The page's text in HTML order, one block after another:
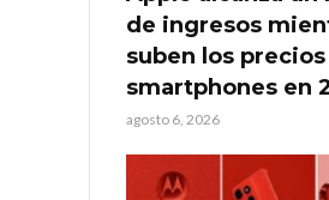
de ingresos
suben los
smartphones en
agosto 6, 2026